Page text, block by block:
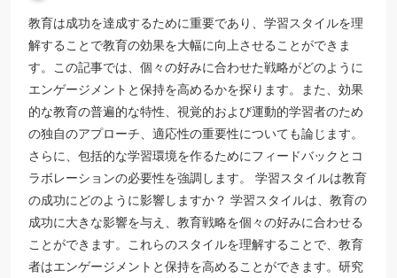
教育は成功を達成するために重要であり、学習スタイルを理
解することで教育の効果を大幅に向上させることができま
す。この記事では、個々の好みに合わせた戦略がどのように
エンゲージメントと保持を高めるかを探ります。また、効果
的な教育の普遍的な特性、視覚的および運動的学習者のため
の独自のアプローチ、適応性の重要性についても論じます。
さらに、包括的な学習環境を作るためにフィードバックとコ
ラボレーションの必要性を強調します。 学習スタイルは教育
の成功にどのように影響しますか？ 学習スタイルは、教育の
成功に大きな影響を与え、教育戦略を個々の好みに合わせる
ことができます。これらのスタイルを理解することで、教育
者はエンゲージメントと保持を高めることができます。研究